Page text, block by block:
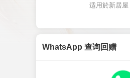
适用於新居屋
WhatsApp 查询回赠